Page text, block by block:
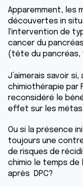
Apparemment, les
découvertes in
l'intervention de
cancer du
(tête du pancréas,
J’aimerais savoir
chimiothérapie par
reconsidéré le
effet sur les
Ou si la présence
toujours une
de risques de
chimio le temps
après DPC?